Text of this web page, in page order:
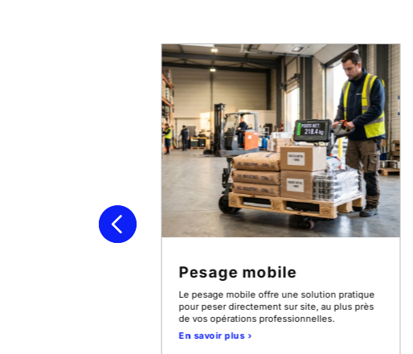
Pesage mobile
Le pesage mobile offre une solution pratique
pour peser directement sur site, au plus près
de vos opérations professionnelles.
En savoir plus ›